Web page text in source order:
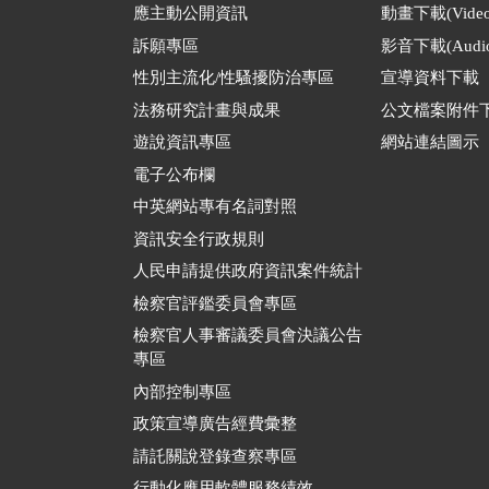
應主動公開資訊
訴願專區
性別主流化/性騷擾防治專區
法務研究計畫與成果
遊說資訊專區
電子公布欄
中英網站專有名詞對照
資訊安全行政規則
人民申請提供政府資訊案件統計
檢察官評鑑委員會專區
檢察官人事審議委員會決議公告
專區
內部控制專區
政策宣導廣告經費彙整
請託關說登錄查察專區
動畫下載
影音下載
宣導資料下載
公文檔案附件
網站連結圖示